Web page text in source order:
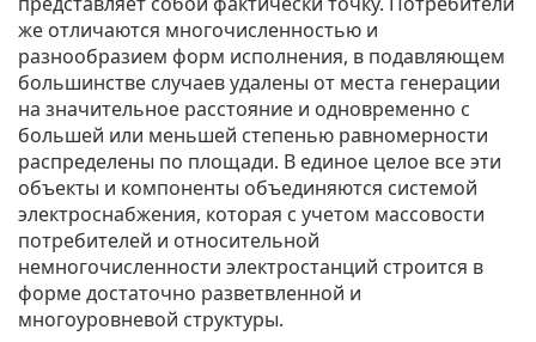
же отличаются многочисленностью и
разнообразием форм исполнения, в подавляющем
большинстве случаев удалены от места генерации
на значительное расстояние и одновременно с
большей или меньшей степенью равномерности
распределены по площади. В единое целое все эти
объекты и компоненты объединяются системой
электроснабжения, которая с учетом массовости
потребителей и относительной
немногочисленности электростанций строится в
форме достаточно разветвленной и
многоуровневой структуры.